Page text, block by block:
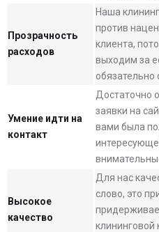
Прозрачность
расходов
Наша
против
клиента,
выходим за
обязательно
Умение идти на
контакт
Достаточно
заявки на
вами была
Высокое
качество
Для нас
слово, это
клининговой